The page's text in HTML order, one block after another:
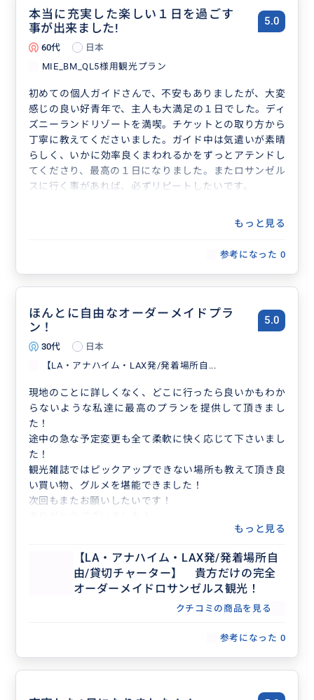
本当に充実した楽しい１日を過ごす
事が出来ました!
5.0
60代
日本
MIE_BM_QL5様用観光プラン
初めての個人ガイドさんで、不安もありましたが、大変
感じの良い好青年で、主人も大満足の１日でした。ディ
ズニーランドリゾートを満喫。チケットとの取り方から
丁寧に教えてくださいました。ガイド中は気遣いが素晴
らしく、いかに効率良くまわれるかをずっとアテンドし
てくださり、最高の１日になりました。またロサンゼル
スに行く事があれば、必ずリピートしたいです。
もっと見る
参考になった 0
ほんとに自由なオーダーメイドプラ
ン！
5.0
30代
日本
【LA・アナハイム・LAX発/発着場所自...
現地のことに詳しくなく、どこに行ったら良いかもわか
らないような私達に最高のプランを提供して頂きまし
た！
途中の急な予定変更も全て柔軟に快く応じて下さいまし
た！
観光雑誌ではピックアップできない場所も教えて頂き良
い買い物、グルメを堪能できました！
次回もまたお願いしたいです！
もっと見る
【LA・アナハイム・LAX発/発着場所自
由/貸切チャーター】 貴方だけの完全
オーダーメイドロサンゼルス観光！
クチコミの商品を見る
参考になった 0